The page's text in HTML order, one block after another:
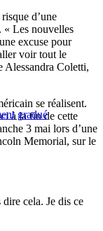
d’une
« Les nouvelles
excuse pour
voir tout le
Alessandra Coletti,
gradué
se réalisent.
à la fin de cette
3 mai lors d’une
Memorial, sur le
cela. Je dis ce